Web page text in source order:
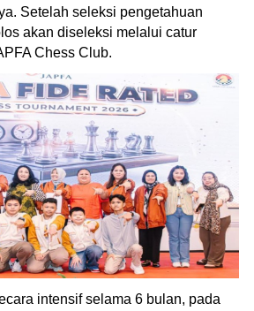
Setelah seleksi pengetahuan
akan diseleksi melalui catur
Chess Club.
intensif selama 6 bulan, pada